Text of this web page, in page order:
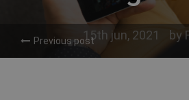
15th jun, 2021 by
Previous post